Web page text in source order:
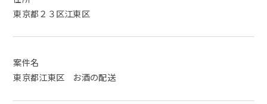
東京都２３区江東区
案件名
東京都江東区 お酒の配送